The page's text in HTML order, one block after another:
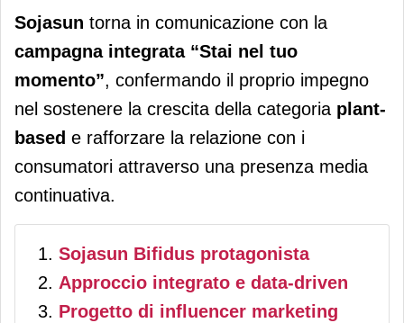
Sojasun torna in comunicazione con
la campagna integrata “Stai nel tuo
momento”
Sojasun torna in comunicazione con la
campagna integrata “Stai nel tuo
momento”, confermando il proprio impegno
nel sostenere la crescita della categoria plant-
based e rafforzare la relazione con i
consumatori attraverso una presenza media
continuativa.
Sojasun Bifidus protagonista
Approccio integrato e data-driven
Progetto di influencer marketing